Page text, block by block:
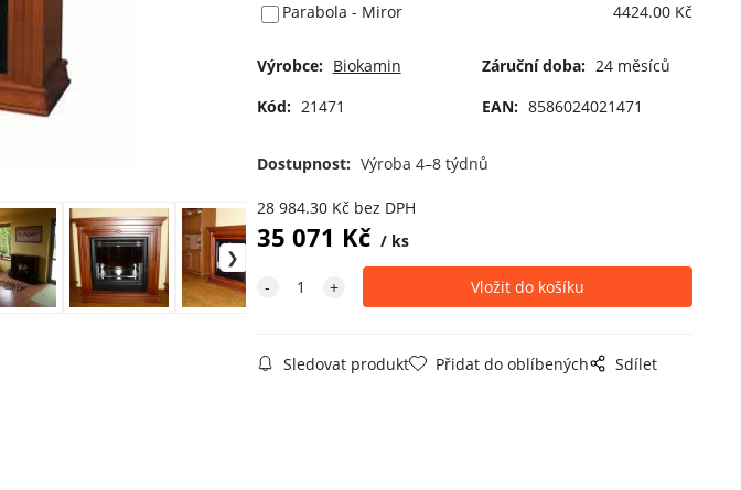
Parabola - Miror
4424.00 Kč
Výrobce: Biokamin Záruční doba: 24 měsíců
Kód: 21471 EAN: 8586024021471
Dostupnost: Výroba 4–8 týdnů
28 984.30Kč bez DPH
35 071 Kč ks
Sledovat produkt Přidat do oblíbených Sdílet